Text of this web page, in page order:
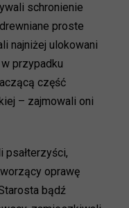
schronienie
proste
najniżej ulokowani
przypadku
część
– zajmowali oni
psałterzyści,
oprawę
bądź